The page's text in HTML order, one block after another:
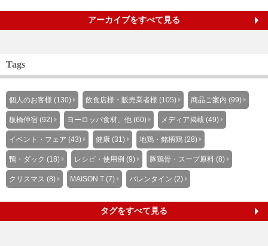
アーカイブをすべて見る
Tags
個人のお客様 (130) 飲食店様・販売業者様 (105) 商品ご案内 (99)
板橋仲宿 (92) ヨーロッパ食材、他 (60) メディア掲載 (49)
イベント・フェア (43) 健康 (31) 地鶏・銘柄鶏 (28)
鴨・ダック (18) レシピ・使用例 (9) 豚鶏骨・スープ原料 (8)
クリスマス (8) MAISON T (7) バレンタイン (2)
タグをすべて見る